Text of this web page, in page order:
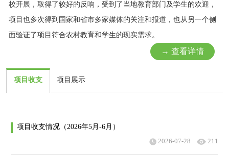
校开展，取得了较好的反响，受到了当地教育部门及学生的欢迎，
项目也多次得到国家和省市多家媒体的关注和报道， 也从另一个侧
面验证了项目符合农村教育和学生的现实需求。
→ 查看详情
项目收支 项目展示
项目收支情况（2026年5月-6月）
2026-07-28
211